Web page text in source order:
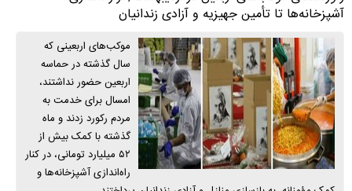
آشپزخانه‌ها تا تأمین جهیزیه و آزادی زندانیان
موکب‌های اربعینی که
سال گذشته در حماسه
اربعین حضور نداشتند،
امسال برای خدمت به
مردم رکورد زدند و ماه
گذشته با کمک بیش از
۵۲ میلیارد تومانی، در کنار
راه‌اندازی آشپزخانه‌ها و